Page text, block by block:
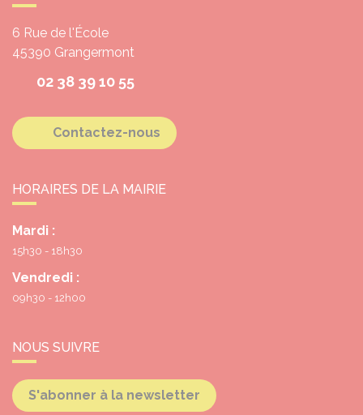
6 Rue de l'École
45390 Grangermont
02 38 39 10 55
Contactez-nous
HORAIRES DE LA MAIRIE
Mardi :
15h30 - 18h30
Vendredi :
09h30 - 12h00
NOUS SUIVRE
S'abonner à la newsletter